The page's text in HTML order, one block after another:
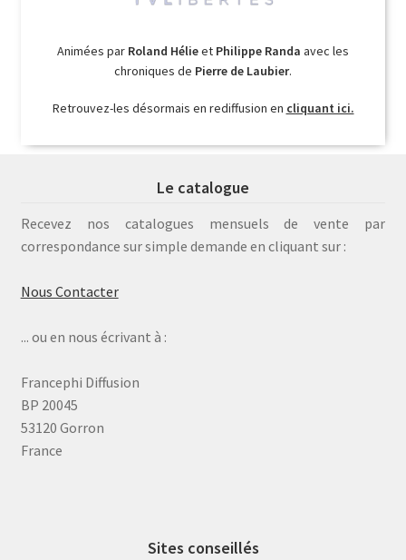
Animées par Roland Hélieet Philippe Randa avec les
chroniques de Pierre de Laubier.
Retrouvez-les désormais en rediffusion en cliquant ici.
Le catalogue
Recevez nos catalogues mensuels de vente par
correspondance sur simple demande en cliquant sur :
Nous Contacter
... ou en nous écrivant à :
Francephi Diffusion
BP 20045
53120 Gorron
France
Sites conseillés